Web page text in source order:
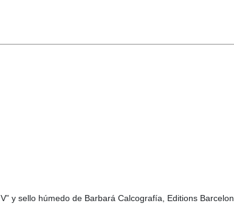
y sello húmedo de Barbará Calcografía, Editions